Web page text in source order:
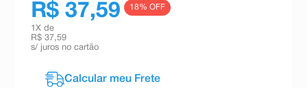
R$ 37,59 18% OFF
1 X de
R$ 37,59
s/ juros no cartão